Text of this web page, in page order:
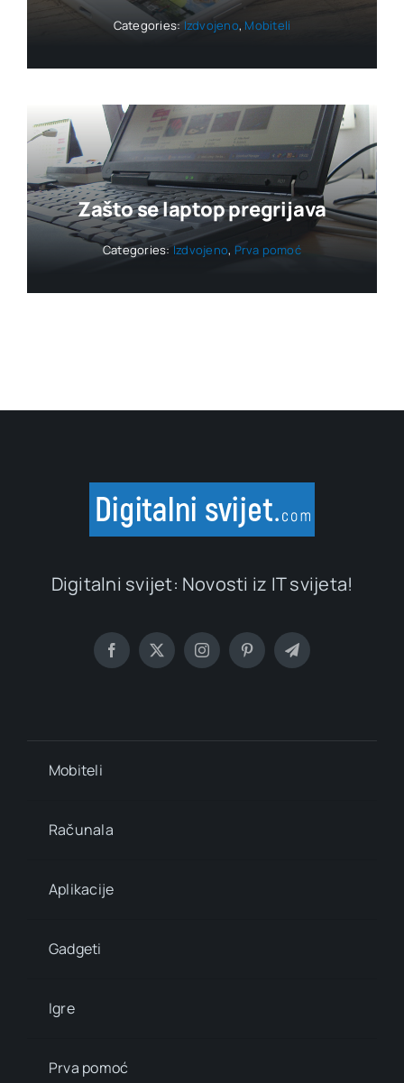
Categories:Izdvojeno, Mobiteli
Zašto se laptop pregrijava
Categories:Izdvojeno, Prva pomoć
Digitalni svijet: Novosti iz IT svijeta!
Mobiteli
Računala
Aplikacije
Gadgeti
Igre
Prva pomoć